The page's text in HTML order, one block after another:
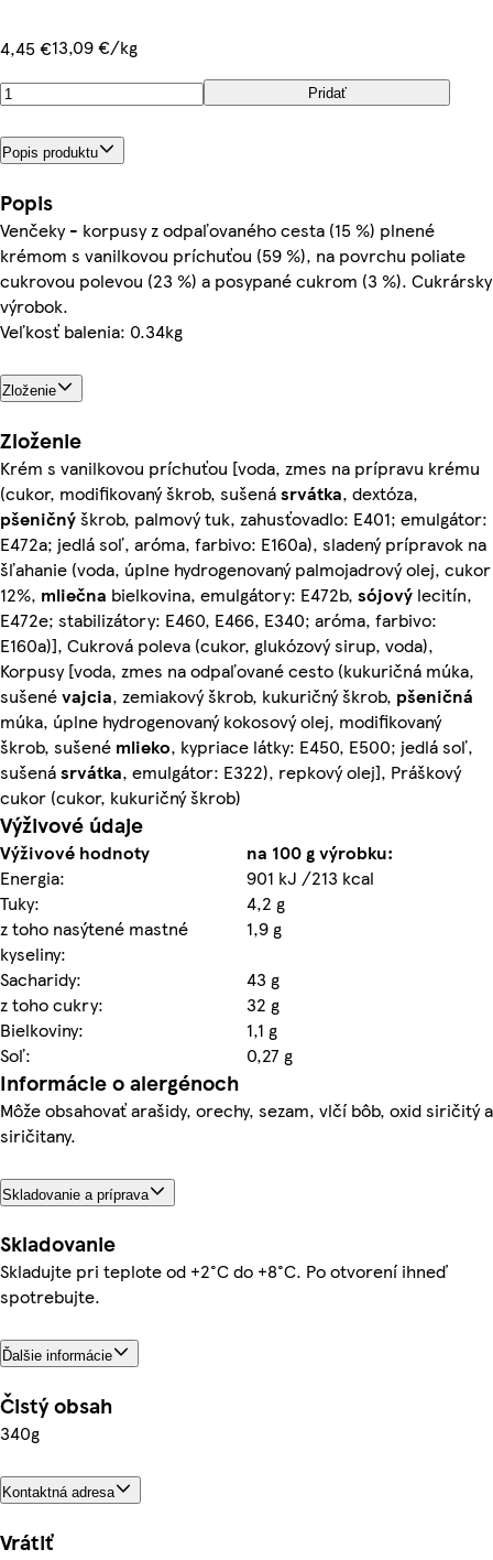
4,45 €13,09 €/kg
Pridať
Popis produktu
Popis
Venčeky - korpusy z odpaľovaného cesta (15 %) plnené
krémom s vanilkovou príchuťou (59 %), na povrchu poliate
cukrovou polevou (23 %) a posypané cukrom (3 %). Cukrársky
výrobok.
Veľkosť balenia: 0.34kg
Zloženie
Zloženie
Krém s vanilkovou príchuťou [voda, zmes na prípravu krému
(cukor, modifikovaný škrob, sušenásrvátka, dextóza,
pšeničnýškrob, palmový tuk, zahusťovadlo: E401; emulgátor:
E472a; jedlá soľ, aróma, farbivo: E160a), sladený prípravok na
šľahanie (voda, úplne hydrogenovaný palmojadrový olej, cukor
12%, mliečna bielkovina, emulgátory: E472b, sójový lecitín,
E472e; stabilizátory: E460, E466, E340; aróma, farbivo:
E160a)], Cukrová poleva (cukor, glukózový sirup, voda),
Korpusy [voda, zmes na odpaľované cesto (kukuričná múka,
sušenévajcia, zemiakový škrob, kukuričný škrob, pšeničná
múka, úplne hydrogenovaný kokosový olej, modifikovaný
škrob, sušené mlieko, kypriace látky: E450, E500; jedlá soľ,
sušenásrvátka, emulgátor: E322), repkový olej], Práškový
cukor (cukor, kukuričný škrob)
Výživové údaje
Výživové hodnoty
na 100 g výrobku:
Energia:
901 kJ /213 kcal
Tuky:
4,2 g
z toho nasýtené mastné
kyseliny:
1,9 g
Sacharidy:
43 g
z toho cukry:
32 g
Bielkoviny:
1,1 g
Soľ:
0,27 g
Informácie o alergénoch
Môže obsahovať arašidy, orechy, sezam, vlčí bôb, oxid siričitý a
siričitany.
Skladovanie a príprava
Skladovanie
Skladujte pri teplote od +2°C do +8°C. Po otvorení ihneď
spotrebujte.
Ďalšie informácie
Čistý obsah
340g
Kontaktná adresa
Vrátiť